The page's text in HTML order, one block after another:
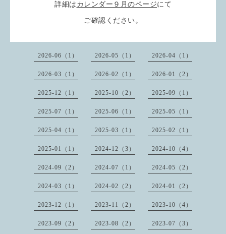
詳細は カレンダー９月のページにて
ご確認ください。
2026-06（1） 2026-05（1） 2026-04（1）
2026-03（1） 2026-02（1） 2026-01（2）
2025-12（1） 2025-10（2） 2025-09（1）
2025-07（1） 2025-06（1） 2025-05（1）
2025-04（1） 2025-03（1） 2025-02（1）
2025-01（1） 2024-12（3） 2024-10（4）
2024-09（2） 2024-07（1） 2024-05（2）
2024-03（1） 2024-02（2） 2024-01（2）
2023-12（1） 2023-11（2） 2023-10（4）
2023-09（2） 2023-08（2） 2023-07（3）